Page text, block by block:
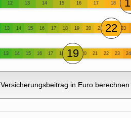
12 13 14 15 16 17 18
13 14 15 16 17 18 19 20 21 22 23
13 14 15 16 17 18 19 20 21 22 23 24
Versicherungsbeitrag in Euro berechnen